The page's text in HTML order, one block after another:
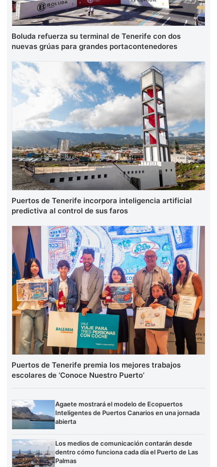
Boluda refuerza su terminal de Tenerife con dos
nuevas grúas para grandes portacontenedores
Puertos de Tenerife incorpora inteligencia artificial
predictiva al control de sus faros
Puertos de Tenerife premia los mejores trabajos
escolares de ‘Conoce Nuestro Puerto’
Agaete mostrará el modelo de Ecopuertos
Inteligentes de Puertos Canarios en una jornada
abierta
Los medios de comunicación contarán desde
dentro cómo funciona cada día el Puerto de Las
Palmas